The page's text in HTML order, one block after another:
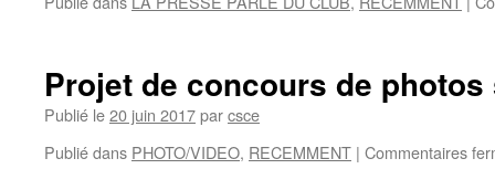
Projet de concours de
Publié le20 juin 2017parcsce
Publié dans PHOTO/VIDEO, RECEMMENT | Commentaires